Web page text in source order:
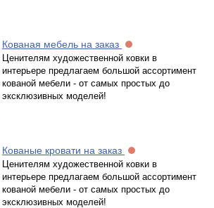
Кованая мебель на заказ
Ценителям художественной ковки в
интерьере предлагаем большой ассортимент
кованой мебели - от самых простых до
эксклюзивных моделей!
Кованые кровати на заказ
Ценителям художественной ковки в
интерьере предлагаем большой ассортимент
кованой мебели - от самых простых до
эксклюзивных моделей!